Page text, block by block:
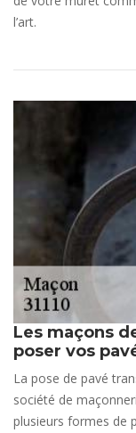
l’art.
Les maçons
poser vos
La pose de pavé
société de
plusieurs formes de